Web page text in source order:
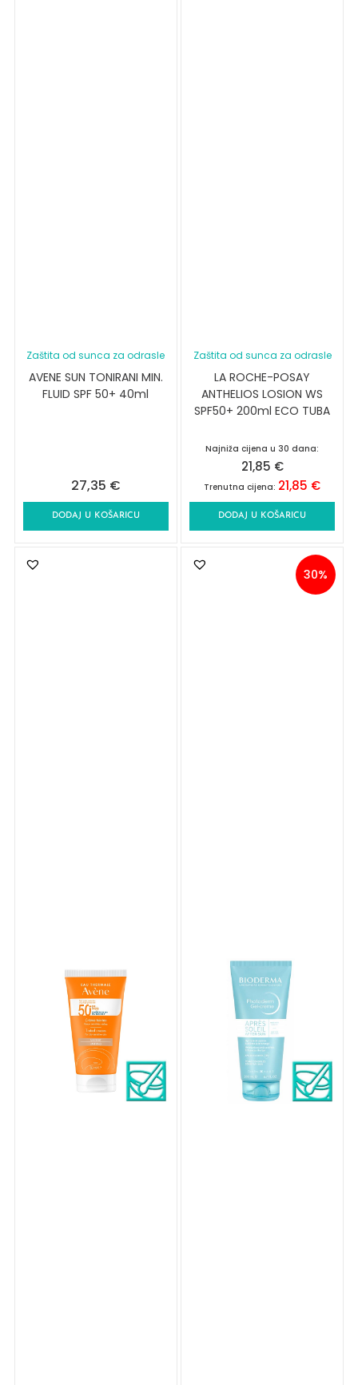
Zaštita od sunca za odrasle
AVENE SUN TONIRANI MIN.
FLUID SPF 50+ 40ml
27,35 €
DODAJ U KOŠARICU
Zaštita od sunca za odrasle
LA ROCHE-POSAY
ANTHELIOS LOSION WS
SPF50+ 200ml ECO TUBA
Najniža cijena u 30 dana:
21,85 €
Trenutna cijena: 21,85 €
DODAJ U KOŠARICU
30%